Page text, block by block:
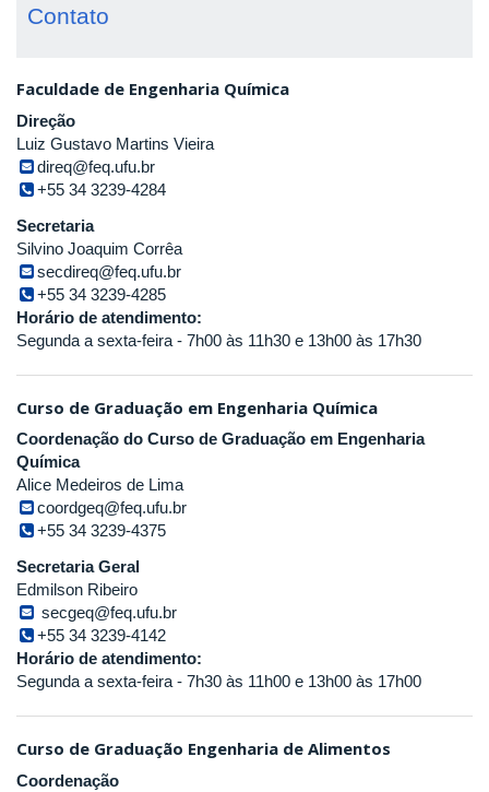
Contato
Faculdade de Engenharia Química
Direção
Luiz Gustavo Martins Vieira
direq@feq.ufu.br
+55 34 3239-4284
Secretaria
Silvino Joaquim Corrêa
secdireq@feq.ufu.br
+55 34 3239-4285
Horário de atendimento:
Segunda a sexta-feira - 7h00 às 11h30 e 13h00 às 17h30
Curso de Graduação em Engenharia Química
Coordenação do Curso de Graduação em Engenharia
Química
Alice Medeiros de Lima
coordgeq@feq.ufu.br
+55 34 3239-4375
Secretaria Geral
Edmilson Ribeiro
secgeq@feq.ufu.br
+55 34 3239-4142
Horário de atendimento:
Segunda a sexta-feira - 7h30 às 11h00 e 13h00 às 17h00
Curso de Graduação Engenharia de Alimentos
Coordenação